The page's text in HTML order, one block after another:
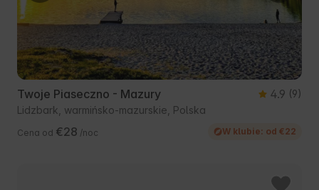
Twoje Piaseczno - Mazury 4.9 (9)
Lidzbark, warmińsko-mazurskie, Polska
Cena od €28 /noc W klubie: od €22